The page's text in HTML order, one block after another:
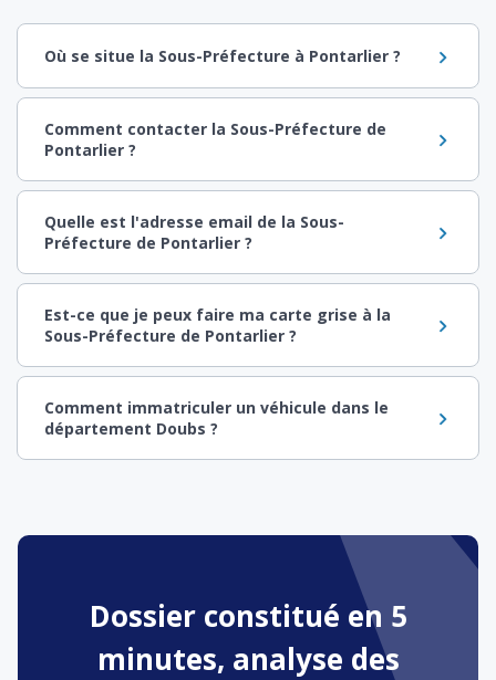
Où se situe la Sous-Préfecture à Pontarlier ?
Comment contacter la Sous-Préfecture de
Pontarlier ?
Quelle est l'adresse email de la Sous-
Préfecture de Pontarlier ?
Est-ce que je peux faire ma carte grise à la
Sous-Préfecture de Pontarlier ?
Comment immatriculer un véhicule dans le
département Doubs ?
Dossier constitué en 5
minutes, analyse des